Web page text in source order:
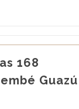
168
Guazú